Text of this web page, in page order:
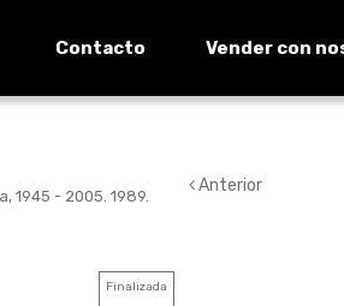
Contacto Vender con
1945 - 2005. 1989.
Anterior
Finalizada